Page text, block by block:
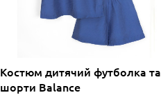
Костюм дитячий футболка та
шорти Balance